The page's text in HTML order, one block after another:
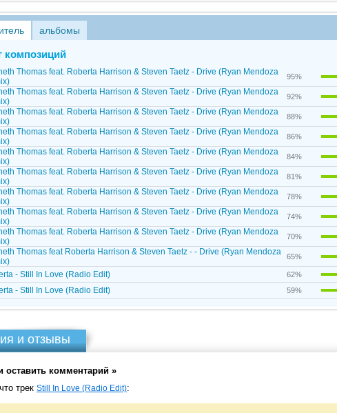
альбомы
композиций
Thomas feat. Roberta Harrison & Steven Taetz - Drive (Ryan Mendoza
95%
Thomas feat. Roberta Harrison & Steven Taetz - Drive (Ryan Mendoza
92%
Thomas feat. Roberta Harrison & Steven Taetz - Drive (Ryan Mendoza
88%
Thomas feat. Roberta Harrison & Steven Taetz - Drive (Ryan Mendoza
86%
Thomas feat. Roberta Harrison & Steven Taetz - Drive (Ryan Mendoza
84%
Thomas feat. Roberta Harrison & Steven Taetz - Drive (Ryan Mendoza
81%
Thomas feat. Roberta Harrison & Steven Taetz - Drive (Ryan Mendoza
78%
Thomas feat. Roberta Harrison & Steven Taetz - Drive (Ryan Mendoza
74%
Thomas feat. Roberta Harrison & Steven Taetz - Drive (Ryan Mendoza
70%
Thomas feat Roberta Harrison & Steven Taetz - - Drive (Ryan Mendoza
65%
- Still In Love (Radio Edit)
62%
- Still In Love (Radio Edit) 59%
и отзывы
оставить комментарий »
трек Still In Love (Radio Edit):